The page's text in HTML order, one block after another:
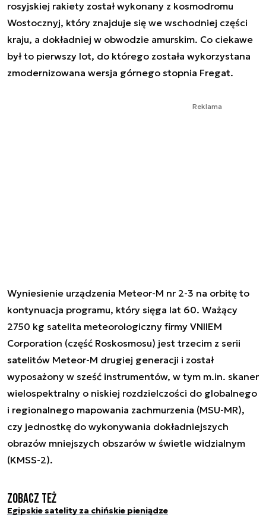
rosyjskiej rakiety został wykonany z kosmodromu
Wostocznyj, który znajduje się we wschodniej części
kraju, a dokładniej w obwodzie amurskim. Co ciekawe
był to pierwszy lot, do którego została wykorzystana
zmodernizowana wersja górnego stopnia Fregat.
Reklama
Wyniesienie urządzenia Meteor-M nr 2-3 na orbitę to
kontynuacja programu, który sięga lat 60. Ważący
2750 kg satelita meteorologiczny firmy VNIIEM
Corporation (część Roskosmosu) jest trzecim z serii
satelitów Meteor-M drugiej generacji i został
wyposażony w sześć instrumentów, w tym m.in. skaner
wielospektralny o niskiej rozdzielczości do globalnego
i regionalnego mapowania zachmurzenia (MSU-MR),
czy jednostkę do wykonywania dokładniejszych
obrazów mniejszych obszarów w świetle widzialnym
(KMSS-2).
Zobacz też
Egipskie satelity za chińskie pieniądze